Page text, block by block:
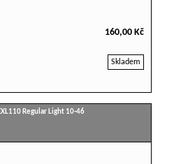
160,00 Kč
Skladem
Regular Light 10-46